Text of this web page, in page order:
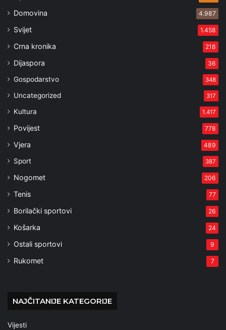
Domovina 4.987
Svijet 1.458
Crna kronika 218
Dijaspora 36
Gospodarstvo 348
Uncategorized 317
Kultura 1.417
Povijest 778
Vjera 489
Sport 387
Nogomet 206
Tenis 77
Borilački sportovi 26
Košarka 24
Ostali sportovi 9
Rukomet 7
NAJČITANIJE KATEGORIJE
Vijesti